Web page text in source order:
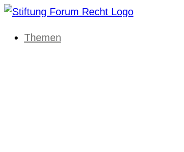
Themen